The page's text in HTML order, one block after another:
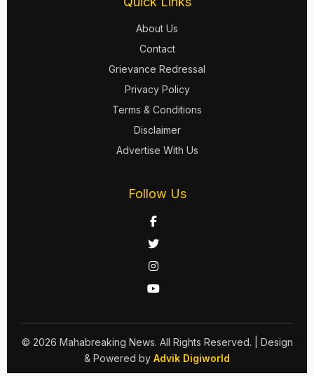
About Us
Contact
Grievance Redressal
Privacy Policy
Terms & Conditions
Disclaimer
Advertise With Us
Follow Us
© 2026 Mahabreaking News. All Rights Reserved.
| Design
& Powered by Advik Digiworld